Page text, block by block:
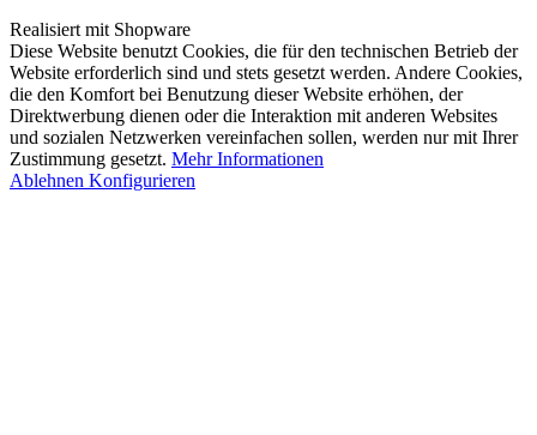
Realisiert mit Shopware
Diese Website benutzt Cookies, die für den technischen Betrieb der
Website erforderlich sind und stets gesetzt werden. Andere Cookies,
die den Komfort bei Benutzung dieser Website erhöhen, der
Direktwerbung dienen oder die Interaktion mit anderen Websites
und sozialen Netzwerken vereinfachen sollen, werden nur mit Ihrer
Zustimmung gesetzt. Mehr Informationen
Ablehnen Konfigurieren